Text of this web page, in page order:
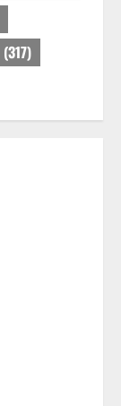
(317)